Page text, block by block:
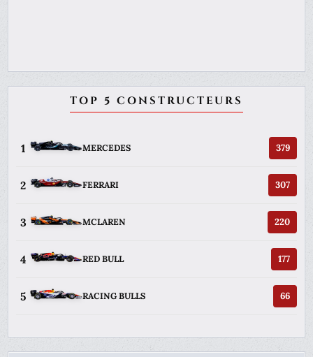
TOP 5 CONSTRUCTEURS
1 MERCEDES 379
2 FERRARI 307
3 MCLAREN 220
4 RED BULL 177
5 RACING BULLS 66